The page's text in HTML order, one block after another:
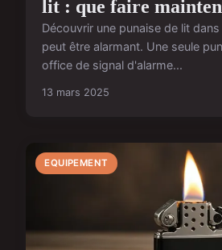
lit : que faire
Découvrir une punaise de lit
peut être alarmant. Une seule
office de signal d'alarme...
13 mars 2025
EQUIPEMENT